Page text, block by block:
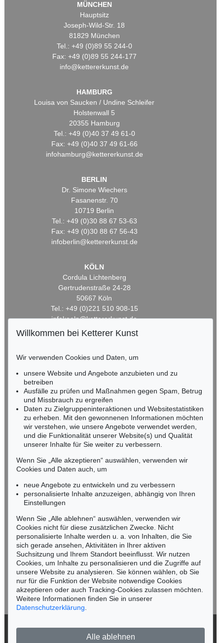
MÜNCHEN
Hauptsitz
Joseph-Wild-Str. 18
81829 München
Tel.: +49 (0)89 55 244-0
Fax: +49 (0)89 55 244-177
info@kettererkunst.de
HAMBURG
Louisa von Saucken / Undine Schleifer
Holstenwall 5
20355 Hamburg
Tel.: +49 (0)40 37 49 61-0
Fax: +49 (0)40 37 49 61-66
infohamburg@kettererkunst.de
BERLIN
Dr. Simone Wiechers
Fasanenstr. 70
10719 Berlin
Tel.: +49 (0)30 88 67 53-63
Fax: +49 (0)30 88 67 56-43
infoberlin@kettererkunst.de
KÖLN
Cordula Lichtenberg
Gertrudenstraße 24-28
50667 Köln
Tel.: +49 (0)221 510 908-15
infokoeln@kettererkunst.de
HESSEN
Miriam Heß
Tel.: +49 (0)62 21 58 80-038
Fax: +49 (0)62 21 58 80-595
infoheidelberg@kettererkunst.de
NORDDEUTSCHLAND
Nico Kassel, M.A.
Mobil: +49 (0)171 8618661
n.kassel@kettererkunst.de
Keine Auktion mehr verpassen!
Wir informieren Sie rechtzeitig.
Jetzt zum Newsletter anmelden >
Willkommen bei Ketterer Kunst
Wir verwenden Cookies und Daten, um
unsere Website und Angebote anzubieten und zu
betreiben
Ausfälle zu prüfen und Maßnahmen gegen Spam, Betrug
und Missbrauch zu ergreifen
Daten zu Zielgruppeninteraktionen und Websitestatistiken
zu erheben. Mit den gewonnenen Informationen möchten
wir verstehen, wie unsere Angebote verwendet werden,
und die Funktionalität unserer Website(s) und Qualität
unserer Inhalte für Sie weiter zu verbessern.
Wenn Sie „Alle akzeptieren“ auswählen, verwenden wir
Cookies und Daten auch, um
neue Angebote zu entwickeln und zu verbessern
personalisierte Inhalte anzuzeigen, abhängig von Ihren
Einstellungen
Wenn Sie „Alle ablehnen“ auswählen, verwenden wir
Cookies nicht für diese zusätzlichen Zwecke. Nicht
personalisierte Inhalte werden u. a. von Inhalten, die Sie
sich gerade ansehen, Aktivitäten in Ihrer aktiven
Suchsitzung und Ihrem Standort beeinflusst. Wir nutzen
Cookies, um Inhalte zu personalisieren und die Zugriffe auf
unsere Website zu analysieren. Sie können wählen, ob Sie
nur für die Funktion der Website notwendige Cookies
akzeptieren oder auch Tracking-Cookies zulassen möchten.
Weitere Informationen finden Sie in unserer
Datenschutzerklärung
Alle ablehnen